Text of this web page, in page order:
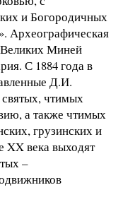
и Богородичных
Археографическая
Миней
С 1884 года в
Д.И.
чтимых
а также чтимых
грузинских и
XX века выходят
–